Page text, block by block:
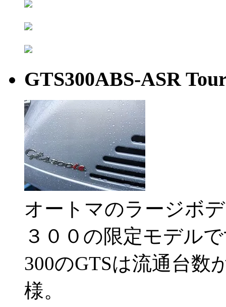
GTS300ABS-ASR
オートマのラージボ
３００の限定モデル
300のGTSは流通台数
様。